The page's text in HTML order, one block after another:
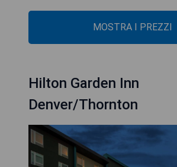
MOSTRA I PREZZI
Hilton Garden Inn
Denver/Thornton